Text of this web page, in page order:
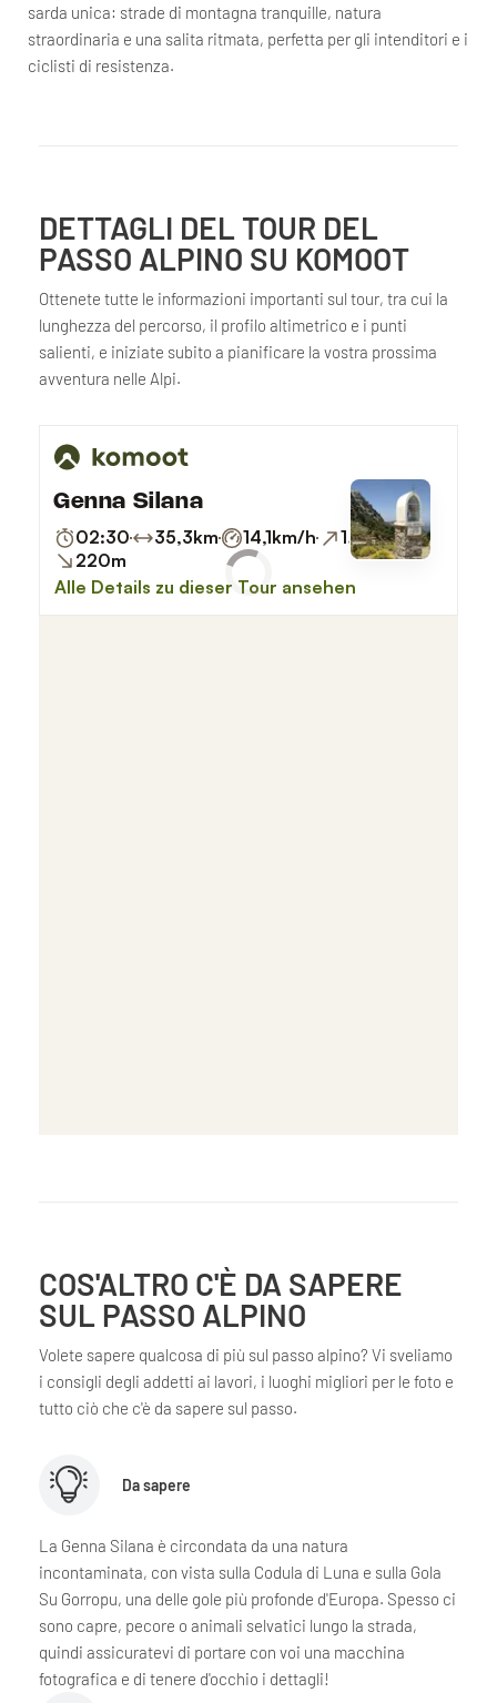
sarda unica: strade di montagna tranquille, natura
straordinaria e una salita ritmata, perfetta per gli intenditori e i
ciclisti di resistenza.
DETTAGLI DEL TOUR DEL
PASSO ALPINO SU KOMOOT
Ottenete tutte le informazioni importanti sul tour, tra cui la
lunghezza del percorso, il profilo altimetrico e i punti
salienti, e iniziate subito a pianificare la vostra prossima
avventura nelle Alpi.
COS'ALTRO C'È DA SAPERE
SUL PASSO ALPINO
Volete sapere qualcosa di più sul passo alpino? Vi sveliamo
i consigli degli addetti ai lavori, i luoghi migliori per le foto e
tutto ciò che c'è da sapere sul passo.
Da sapere
La Genna Silana è circondata da una natura
incontaminata, con vista sulla Codula di Luna e sulla Gola
Su Gorropu, una delle gole più profonde d'Europa. Spesso ci
sono capre, pecore o animali selvatici lungo la strada,
quindi assicuratevi di portare con voi una macchina
fotografica e di tenere d'occhio i dettagli!